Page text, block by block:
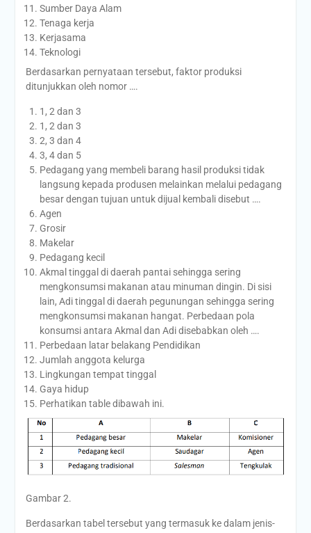
Sumber Daya Alam
Tenaga kerja
Kerjasama
Teknologi
Berdasarkan pernyataan tersebut, faktor produksi
ditunjukkan oleh nomor ….
1, 2 dan 3
1, 2 dan 3
2, 3 dan 4
3, 4 dan 5
Pedagang yang membeli barang hasil produksi tidak
langsung kepada produsen melainkan melalui pedagang
besar dengan tujuan untuk dijual kembali disebut ….
Agen
Grosir
Makelar
Pedagang kecil
Akmal tinggal di daerah pantai sehingga sering
mengkonsumsi makanan atau minuman dingin. Di sisi
lain, Adi tinggal di daerah pegunungan sehingga sering
mengkonsumsi makanan hangat. Perbedaan pola
konsumsi antara Akmal dan Adi disebabkan oleh ….
Perbedaan latar belakang Pendidikan
Jumlah anggota kelurga
Lingkungan tempat tinggal
Gaya hidup
Perhatikan table dibawah ini.
Gambar 2.
Berdasarkan tabel tersebut yang termasuk ke dalam jenis-